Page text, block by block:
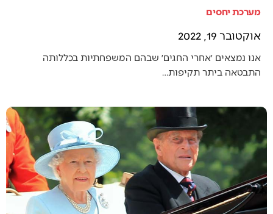
מערכת יחסים
אוקטובר 19, 2022
אנו נמצאים ׳אחרי החגים׳ שבהם המשפחתיות בכללותה
התבטאה ביתר תקיפות…